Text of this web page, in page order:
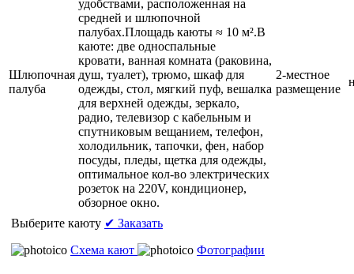
Шлюпочная
палуба
удобствами, расположенная на
средней и шлюпочной
палубах.Площадь каюты ≈ 10 м².В
каюте: две односпальные
кровати, ванная комната (раковина,
душ, туалет), трюмо, шкаф для
одежды, стол, мягкий пуф, вешалка
для верхней одежды, зеркало,
радио, телевизор с кабельным и
спутниковым вещанием, телефон,
холодильник, тапочки, фен, набор
посуды, пледы, щетка для одежды,
оптимальное кол-во электрических
розеток на 220V, кондиционер,
обзорное окно.
2-местное
размещение
Выберите каюту ✔ Заказать
Схема кают
Фотографии